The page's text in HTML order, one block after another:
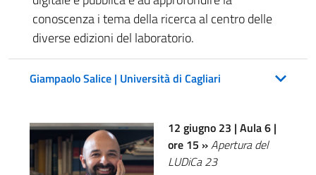
conoscenza i tema della ricerca al centro delle
diverse edizioni del laboratorio.
Giampaolo Salice | Università di Cagliari
12 giugno 23 | Aula 6 |
ore 15 »Apertura del
LUDiCa 23